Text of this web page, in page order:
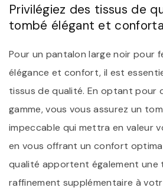
Privilégiez des tissus de
tombé élégant et
Pour un pantalon large noir pour
élégance et confort, il est
tissus de qualité. En optant pour
gamme, vous vous assurez un
impeccable qui mettra en valeur
en vous offrant un confort
qualité apportent également une
raffinement supplémentaire à